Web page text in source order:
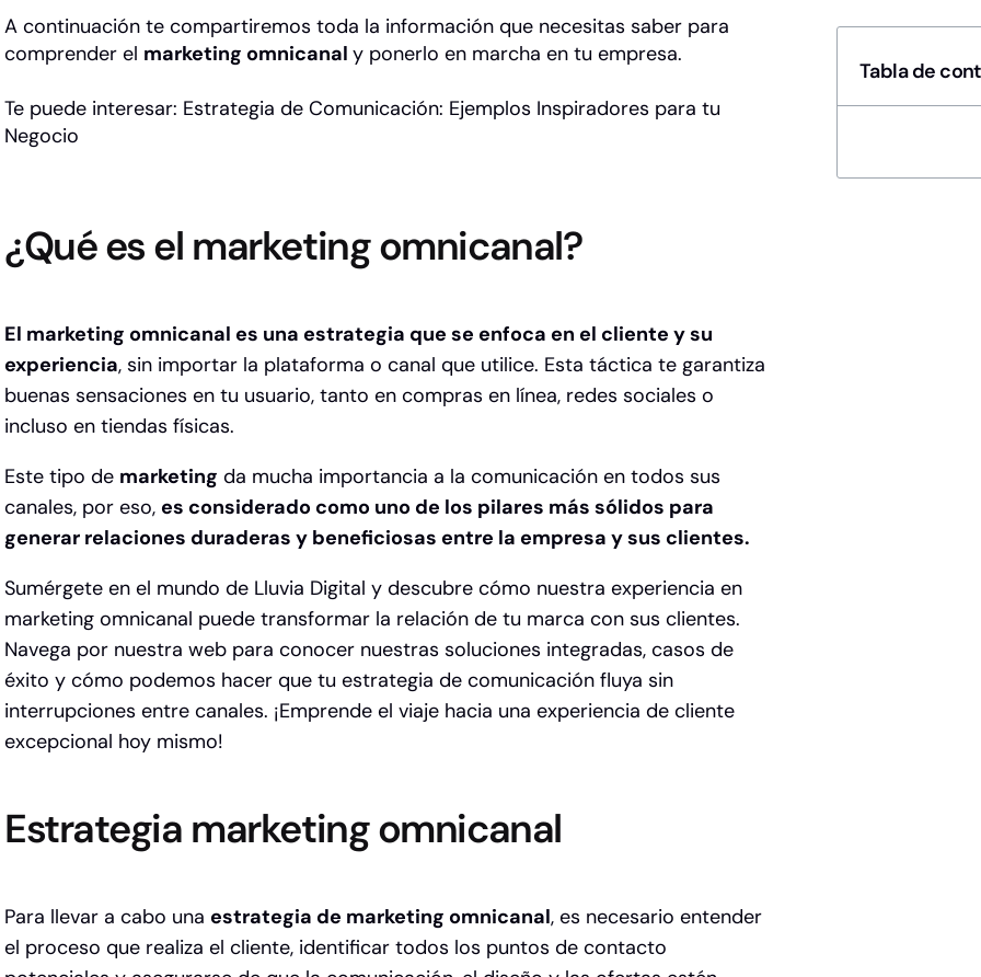
A continuación te compartiremos toda la información que necesitas saber para
comprender el marketing omnicanal y ponerlo en marcha en tu empresa.
Te puede interesar: Estrategia de Comunicación: Ejemplos Inspiradores para tu
Negocio
¿Qué es el marketing omnicanal?
El marketing omnicanal es una estrategia que se enfoca en el cliente y su
experiencia, sin importar la plataforma o canal que utilice. Esta táctica te garantiza
buenas sensaciones en tu usuario, tanto en compras en línea, redes sociales o
incluso en tiendas físicas.
Este tipo de marketing da mucha importancia a la comunicación en todos sus
canales, por eso, es considerado como uno de los pilares más sólidos para
generar relaciones duraderas y beneficiosas entre la empresa y sus clientes.
Sumérgete en el mundo de Lluvia Digital y descubre cómo nuestra experiencia en
marketing omnicanal puede transformar la relación de tu marca con sus clientes.
Navega por nuestra web para conocer nuestras soluciones integradas, casos de
éxito y cómo podemos hacer que tu estrategia de comunicación fluya sin
interrupciones entre canales. ¡Emprende el viaje hacia una experiencia de cliente
excepcional hoy mismo!
Estrategia marketing omnicanal
Para llevar a cabo una estrategia de marketing omnicanal, es necesario entender
el proceso que realiza el cliente, identificar todos los puntos de contacto
Tabla de